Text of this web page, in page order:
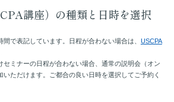
講座）の種類と日時を選択
で表記しています。日程が合わない場合は、 USCPA
ミナーの日程が合わない場合、通常の説明会（オン
いただけます。ご都合の良い日時を選択してご予約く